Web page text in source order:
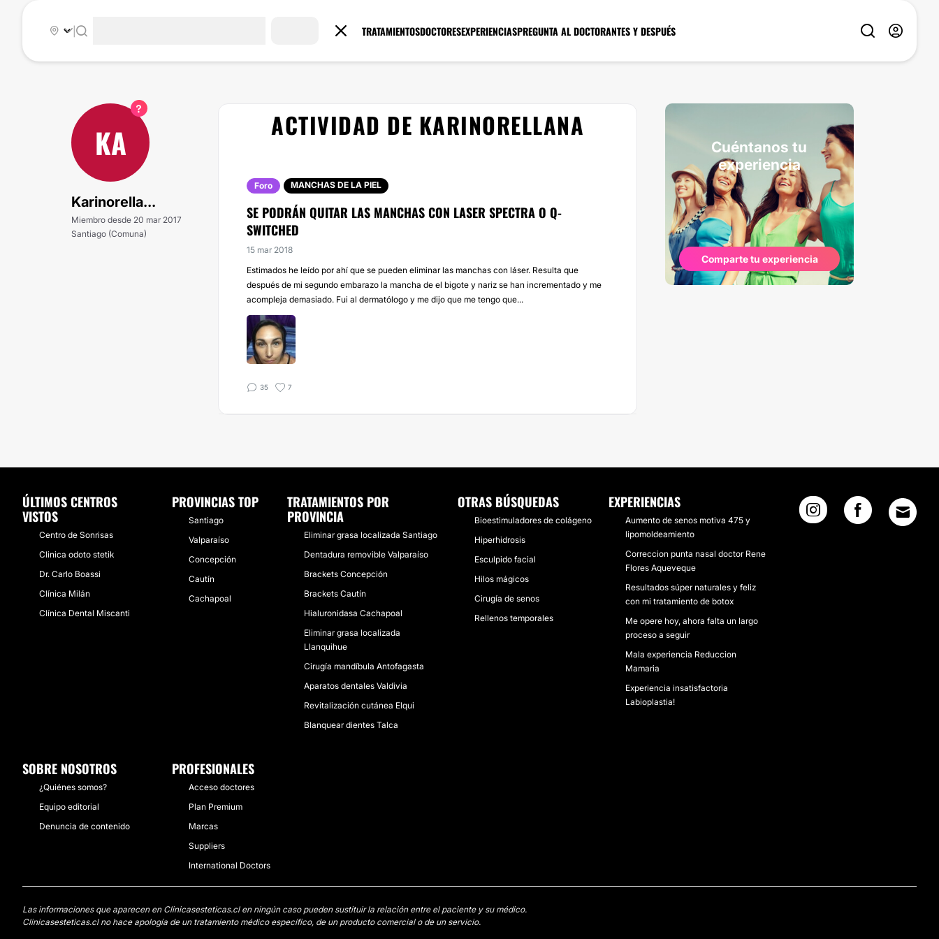
TRATAMIENTOSDOCTORESEXPERIENCIASPREGUNTA AL DOCTORANTES Y DESPUÉS
|
KA
Karinorella...
Miembro desde 20 mar 2017
Santiago (Comuna)
ACTIVIDAD DE KARINORELLANA
Foro MANCHAS DE LA PIEL
SE PODRÁN QUITAR LAS MANCHAS CON LASER SPECTRA O Q-
SWITCHED
15 mar 2018
Estimados he leído por ahí que se pueden eliminar las manchas con láser. Resulta que
después de mi segundo embarazo la mancha de el bigote y nariz se han incrementado y me
acompleja demasiado. Fui al dermatólogo y me dijo que me tengo que...
35 7
Cuéntanos tu
experiencia
Comparte tu experiencia
ÚLTIMOS CENTROS
VISTOS
Centro de Sonrisas
Clinica odoto stetik
Dr. Carlo Boassi
Clínica Milán
​Clínica Dental Miscanti
PROVINCIAS TOP
Santiago
Valparaíso
Concepción
Cautín
Cachapoal
TRATAMIENTOS POR
PROVINCIA
Eliminar grasa localizada Santiago
Dentadura removible Valparaíso
Brackets Concepción
Brackets Cautín
Hialuronidasa Cachapoal
Eliminar grasa localizada
Llanquihue
Cirugía mandíbula Antofagasta
Aparatos dentales Valdivia
Revitalización cutánea Elqui
Blanquear dientes Talca
OTRAS BÚSQUEDAS
Bioestimuladores de colágeno
Hiperhidrosis
Esculpido facial
Hilos mágicos
Cirugía de senos
Rellenos temporales
EXPERIENCIAS
Aumento de senos motiva 475 y
lipomoldeamiento
Correccion punta nasal doctor Rene
Flores Aqueveque
Resultados súper naturales y feliz
con mi tratamiento de botox
Me opere hoy, ahora falta un largo
proceso a seguir
Mala experiencia Reduccion
Mamaria
Experiencia insatisfactoria
Labioplastia!
SOBRE NOSOTROS
¿Quiénes somos?
Equipo editorial
Denuncia de contenido
PROFESIONALES
Acceso doctores
Plan Premium
Marcas
Suppliers
International Doctors
Las informaciones que aparecen en Clinicasesteticas.cl en ningún caso pueden sustituir la relación entre el paciente y su médico.
Clinicasesteticas.cl no hace apología de un tratamiento médico específico, de un producto comercial o de un servicio.